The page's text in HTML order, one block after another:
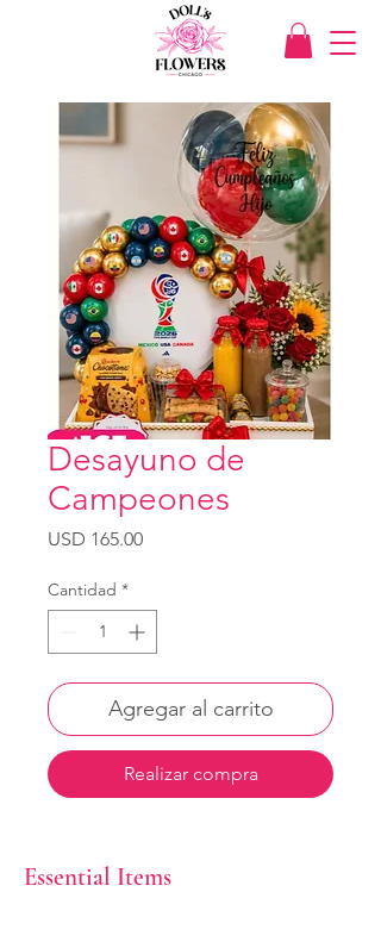
Desayuno de
Campeones
USD 165.00Precio
Cantidad *
Agregar al carrito
Realizar compra
Essential Items